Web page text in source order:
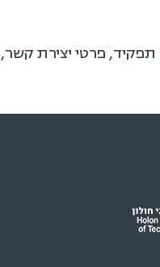
פרטי יצירת